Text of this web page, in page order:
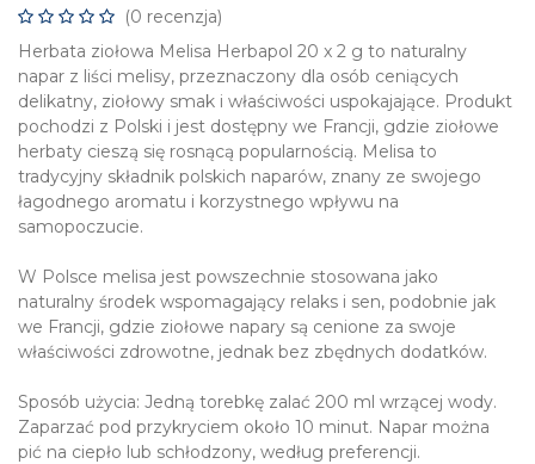
(0 recenzja)
Herbata ziołowa Melisa Herbapol 20 x 2 g to naturalny
napar z liści melisy, przeznaczony dla osób ceniących
delikatny, ziołowy smak i właściwości uspokajające. Produkt
pochodzi z Polski i jest dostępny we Francji, gdzie ziołowe
herbaty cieszą się rosnącą popularnością. Melisa to
tradycyjny składnik polskich naparów, znany ze swojego
łagodnego aromatu i korzystnego wpływu na
samopoczucie.
W Polsce melisa jest powszechnie stosowana jako
naturalny środek wspomagający relaks i sen, podobnie jak
we Francji, gdzie ziołowe napary są cenione za swoje
właściwości zdrowotne, jednak bez zbędnych dodatków.
Sposób użycia: Jedną torebkę zalać 200 ml wrzącej wody.
Zaparzać pod przykryciem około 10 minut. Napar można
pić na ciepło lub schłodzony, według preferencji.